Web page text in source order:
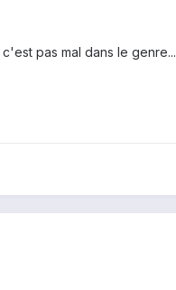
pas mal dans le genre...